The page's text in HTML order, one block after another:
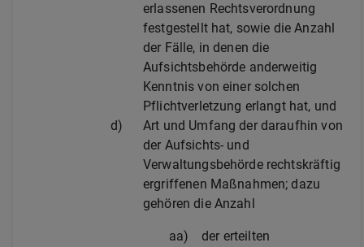
erlassenen Rechtsverordnung
festgestellt hat, sowie die Anzahl
der Fälle, in denen die
Aufsichtsbehörde anderweitig
Kenntnis von einer solchen
Pflichtverletzung erlangt hat, und
d)
Art und Umfang der daraufhin von
der Aufsichts- und
Verwaltungsbehörde rechtskräftig
ergriffenen Maßnahmen; dazu
gehören die Anzahl
aa)
der erteilten